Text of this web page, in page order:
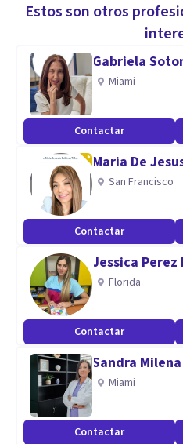
Aptitudes
CLINICA Y DE EMPRESAS.
Estos son otros
Gabriela
Miami
Contactar
Maria De
San Francisco
Contactar
Jessica Perez
Florida
Contactar
Sandra
Miami
Contactar